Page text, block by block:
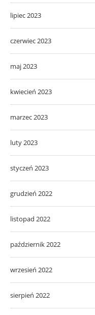
lipiec 2023
czerwiec 2023
maj 2023
kwiecień 2023
marzec 2023
luty 2023
styczeń 2023
grudzień 2022
listopad 2022
październik 2022
wrzesień 2022
sierpień 2022